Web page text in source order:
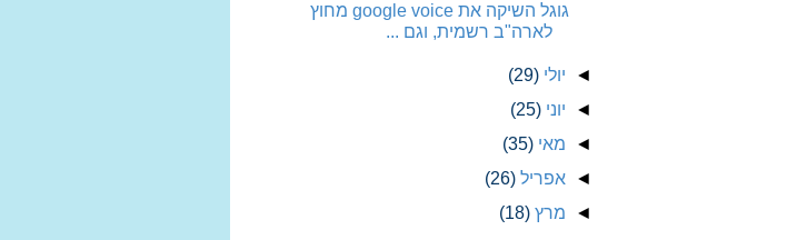
גוגל השיקה את google voice מחוץ
לארה"ב רשמית, וגם ...
◄ יולי(29)
◄ יוני(25)
◄ מאי(35)
◄אפריל(26)
◄ מרץ(18)